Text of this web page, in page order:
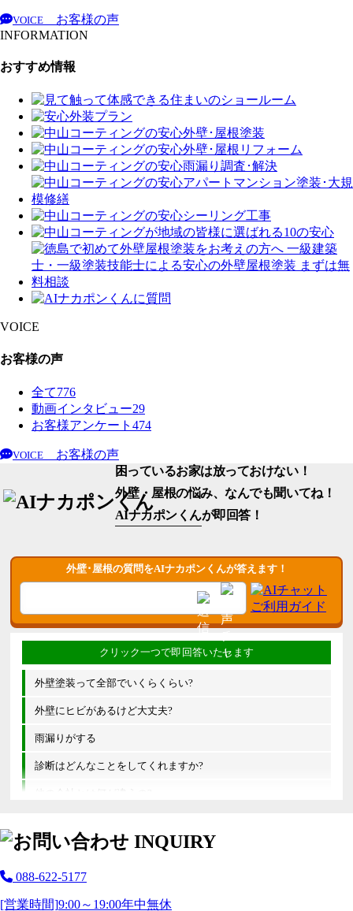
VOICE
お客様の声
INFORMATION
おすすめ情報
VOICE
お客様の声
全て776
動画インタビュー29
お客様アンケート 474
VOICE
お客様の声
困っているお家は放っておけない！
外壁・屋根の悩み、なんでも聞いてね！
AIナカポンくんが即回答！
外壁･屋根の質問をAIナカポンくんが答えます！
外壁塗装って全部でいくらくらい?
外壁にヒビがあるけど大丈夫?
雨漏りがする
診断はどんなことをしてくれますか?
他の会社とは何が違うの?
088-622-5177
[営業時間]9:00～19:00年中無休